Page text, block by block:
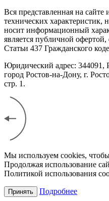
Вся представленная на
технических характеристик,
носит информационный
является публичной
Статьи 437 Гражданского
Юридический адрес: 344091,
город Ростов-на-Дону, г.
стр. 1.
Мы используем cookies,
Продолжая использование
Политикой использования
Принять Подробнее